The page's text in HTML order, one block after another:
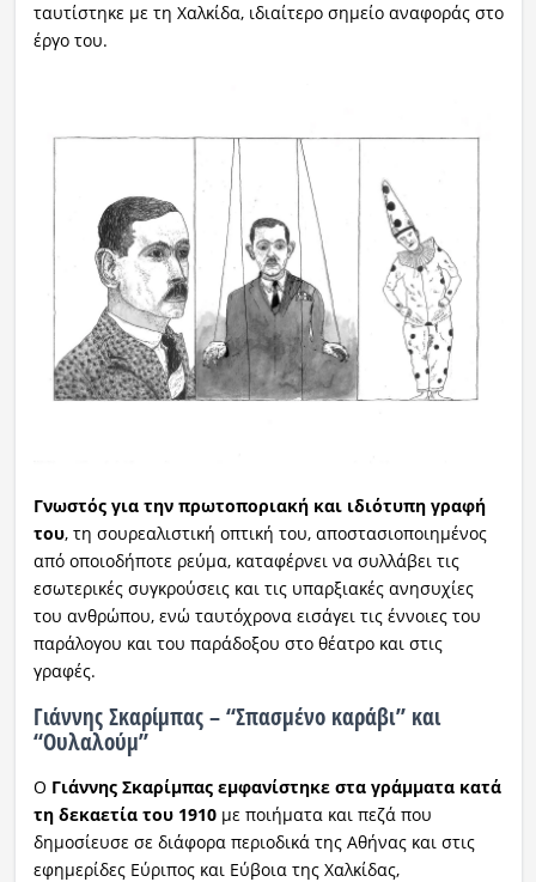
ταυτίστηκε με τη Χαλκίδα, ιδιαίτερο σημείο αναφοράς στο
έργο του.
Γνωστός για την πρωτοποριακή και ιδιότυπη γραφή
του, τη σουρεαλιστική οπτική του, αποστασιοποιημένος
από οποιοδήποτε ρεύμα, καταφέρνει να συλλάβει τις
εσωτερικές συγκρούσεις και τις υπαρξιακές ανησυχίες
του ανθρώπου, ενώ ταυτόχρονα εισάγει τις έννοιες του
παράλογου και του παράδοξου στο θέατρο και στις
γραφές.
Γιάννης Σκαρίμπας – “Σπασμένο καράβι” και
“Ουλαλούμ”
Ο Γιάννης Σκαρίμπας εμφανίστηκε στα γράμματα κατά
τη δεκαετία του 1910με ποιήματα και πεζά που
δημοσίευσε σε διάφορα περιοδικά της Αθήνας και στις
εφημερίδες Εύριπος και Εύβοια της Χαλκίδας,